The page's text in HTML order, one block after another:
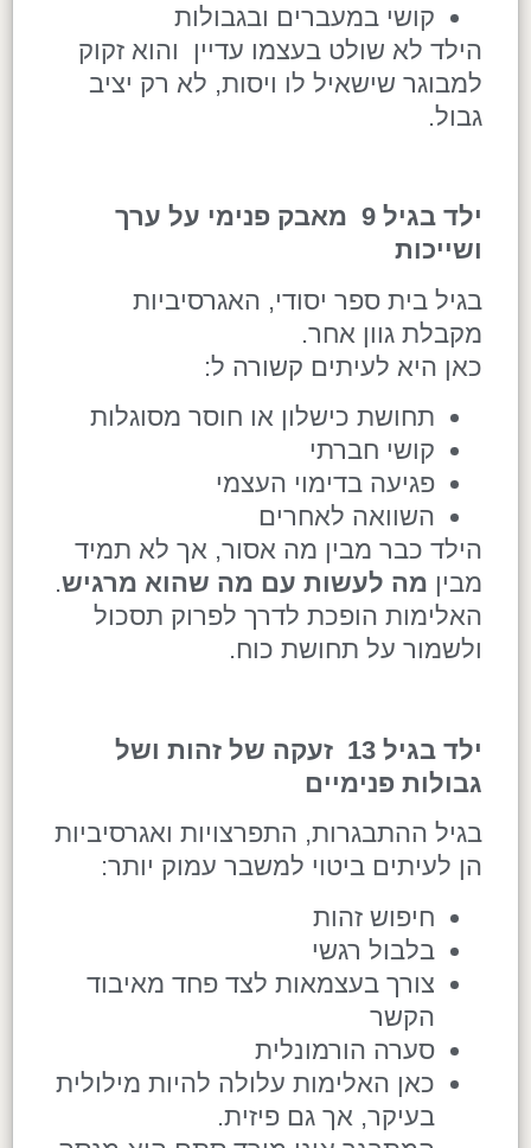
קושי במעברים ובגבולות
הילד לא שולט בעצמו עדיין והוא זקוק
למבוגר שישאיל לו ויסות, לא רק יציב
גבול.
ילד בגיל 9 מאבק פנימי על ערך
ושייכות
בגיל בית ספר יסודי, האגרסיביות
מקבלת גוון אחר.
כאן היא לעיתים קשורה ל:
תחושת כישלון או חוסר מסוגלות
קושי חברתי
פגיעה בדימוי העצמי
השוואה לאחרים
הילד כבר מבין מה אסור, אך לא תמיד
מבין מה לעשות עם מה שהוא מרגיש.
האלימות הופכת לדרך לפרוק תסכול
ולשמור על תחושת כוח.
ילד בגיל 13 זעקה של זהות ושל
גבולות פנימיים
בגיל ההתבגרות, התפרצויות ואגרסיביות
הן לעיתים ביטוי למשבר עמוק יותר:
חיפוש זהות
בלבול רגשי
צורך בעצמאות לצד פחד מאיבוד
הקשר
סערה הורמונלית
כאן האלימות עלולה להיות מילולית
בעיקר, אך גם פיזית.